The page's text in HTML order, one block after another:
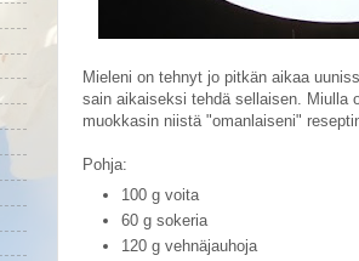
Mieleni on tehnyt jo pitkän aikaa
sain aikaiseksi tehdä sellaisen. Miulla
muokkasin niistä "omanlaiseni"
Pohja:
100 g voita
60 g sokeria
120 g vehnäjauhoja